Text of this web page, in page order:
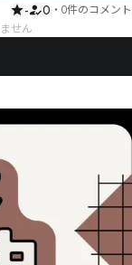
- 0 ・ 0件のコメント
せん